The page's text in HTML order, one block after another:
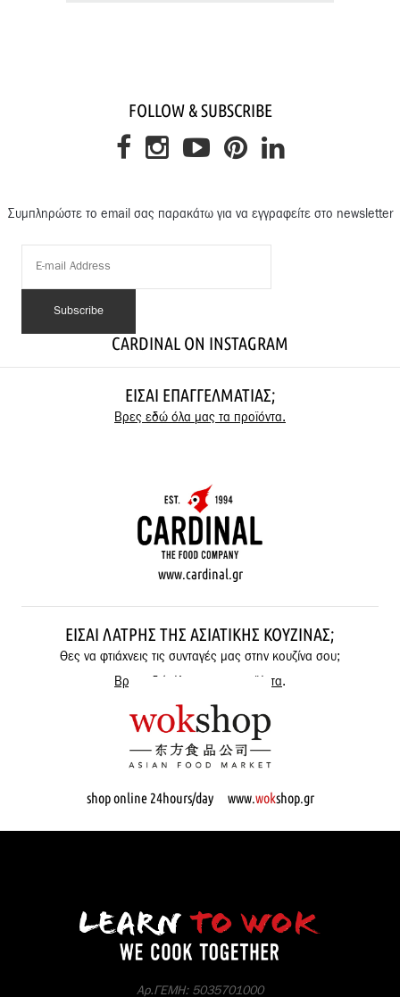
FOLLOW & SUBSCRIBE
Συμπληρώστε το email σας παρακάτω για να εγγραφείτε στο newsletter
CARDINAL ON INSTAGRAM
ΕΊΣΑΙ ΕΠΑΓΓΕΛΜΑΤΊΑΣ;
Βρες εδώ όλα μας τα προϊόντα.
www.cardinal.gr
ΕΊΣΑΙ ΛΆΤΡΗΣ ΤΗΣ ΑΣΙΑΤΙΚΉΣ ΚΟΥΖΊΝΑΣ;
Θες να φτιάχνεις τις συνταγές μας στην κουζίνα σου;
Βρες εδώ όλα μας τα προϊόντα.
shop online 24hours/day www.wokshop.gr
Αρ.ΓΕΜΗ: 5035701000